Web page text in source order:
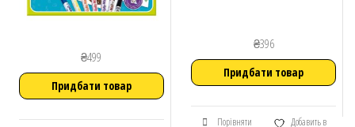
₴499
Придбати товар
₴396
Придбати товар
Порівняти
Добавить в